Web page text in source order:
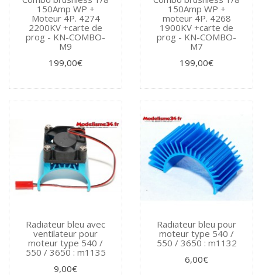
150Amp WP +
Moteur 4P. 4274
2200KV +carte de
prog - KN-COMBO-
M9
199,00€
150Amp WP +
moteur 4P. 4268
1900KV +carte de
prog - KN-COMBO-
M7
199,00€
Radiateur bleu avec
ventilateur pour
moteur type 540 /
550 / 3650 : m1135
9,00€
Radiateur bleu pour
moteur type 540 /
550 / 3650 : m1132
6,00€